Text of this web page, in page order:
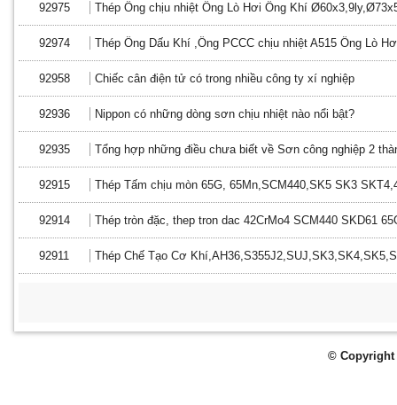
92975 Thép Ống chịu nhiệt Ống Lò Hơi Ống Khí
92974 Thép Ống Dấu Khí ,Ống PCCC chịu nhiệt A515 Ống Lò
92958 Chiếc cân điện tử có trong nhiều công ty xí nghiệp
92936 Nippon có những dòng sơn chịu nhiệt nào nổi bật?
92935 Tổng hợp những điều chưa biết về Sơn công nghiệp 2
92915 Thép Tấm chịu mòn 65G, 65Mn,SCM440,SK5 SK3
92914 Thép tròn đặc, thep tron dac 42CrMo4 SCM440 SKD61
92911 Thép Chế Tạo Cơ
© Copyright